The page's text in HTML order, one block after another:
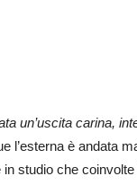
un’uscita carina,
l’esterna è andata
in studio che coinvolte